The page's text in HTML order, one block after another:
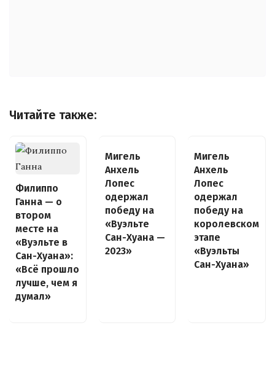
Читайте также:
Филиппо
Ганна — о
втором
месте на
«Вуэльте в
Сан-Хуана»:
«Всё прошло
лучше, чем я
думал»
Мигель
Анхель
Лопес
одержал
победу на
«Вуэльте
Сан-Хуана —
2023»
Мигель
Анхель
Лопес
одержал
победу на
королевском
этапе
«Вуэльты
Сан-Хуана»